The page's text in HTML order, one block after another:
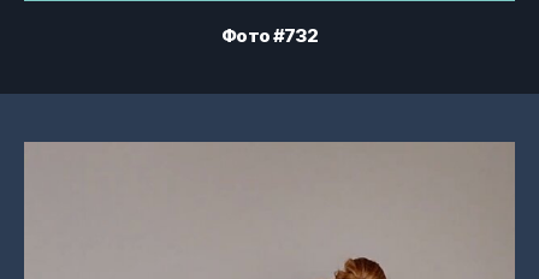
Фото #732